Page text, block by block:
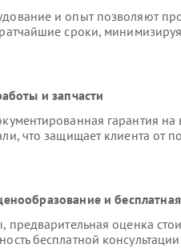
и опыт позволяют
сроки,
и запчасти
гарантия
что защищает клиента от
и
предварительная оценка
бесплатной